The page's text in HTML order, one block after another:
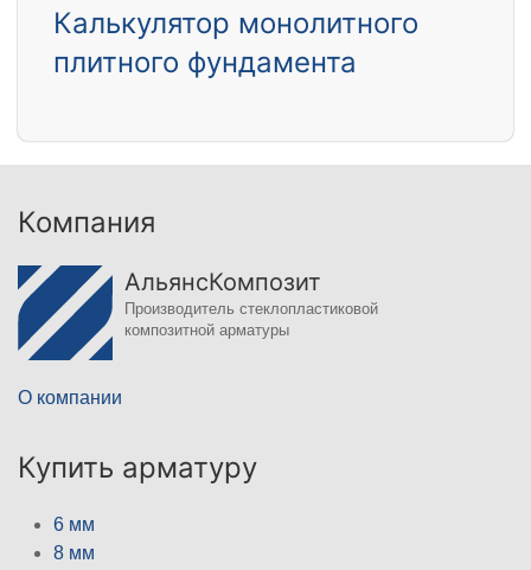
Калькулятор монолитного
плитного фундамента
Компания
АльянсКомпозит
Производитель стеклопластиковой
композитной арматуры
О компании
Купить арматуру
6 мм
8 мм